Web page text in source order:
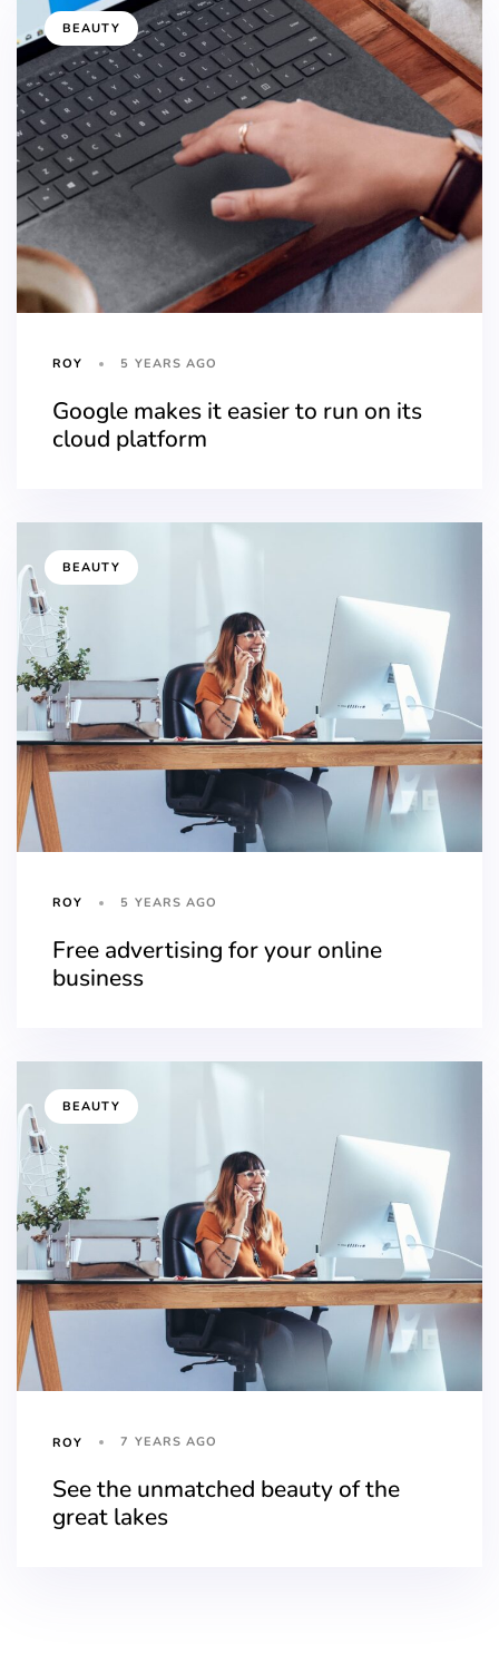
BEAUTY
ROY 5 YEARS AGO
Google makes it easier to run on its
cloud platform
BEAUTY
ROY 5 YEARS AGO
Free advertising for your online
business
BEAUTY
ROY 7 YEARS AGO
See the unmatched beauty of the
great lakes